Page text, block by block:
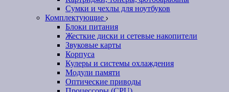
Сумки и чехлы для ноутбуков
Комплектующие
Блоки питания
Жесткие диски и сетевые накопители
Звуковые карты
Корпуса
Кулеры и системы охлаждения
Модули памяти
Оптические приводы